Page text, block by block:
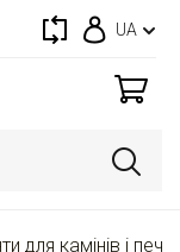
UA
для камінів і